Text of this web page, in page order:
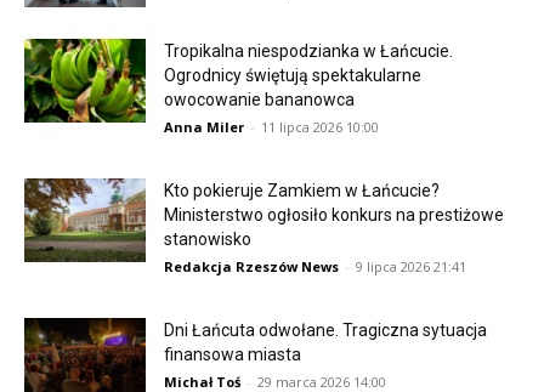
Tropikalna niespodzianka w Łańcucie.
Ogrodnicy świętują spektakularne
owocowanie bananowca
Anna Miler - 11 lipca 2026 10:00
Kto pokieruje Zamkiem w Łańcucie?
Ministerstwo ogłosiło konkurs na prestiżowe
stanowisko
Redakcja Rzeszów News - 9 lipca 2026 21:41
Dni Łańcuta odwołane. Tragiczna sytuacja
finansowa miasta
Michał Toś - 29 marca 2026 14:00